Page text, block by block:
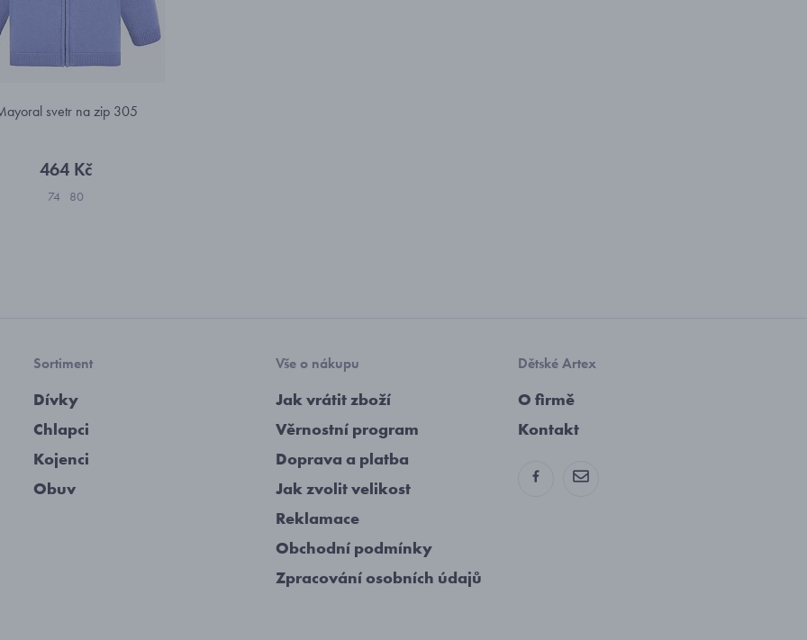
svetr na zip 305
464 Kč
74 80
Sortiment
Dívky
Chlapci
Kojenci
Obuv
Vše o nákupu
Jak vrátit zboží
Věrnostní program
Doprava a platba
Jak zvolit velikost
Reklamace
Obchodní podmínky
Zpracování osobních údajů
Dětské Artex
O firmě
Kontakt